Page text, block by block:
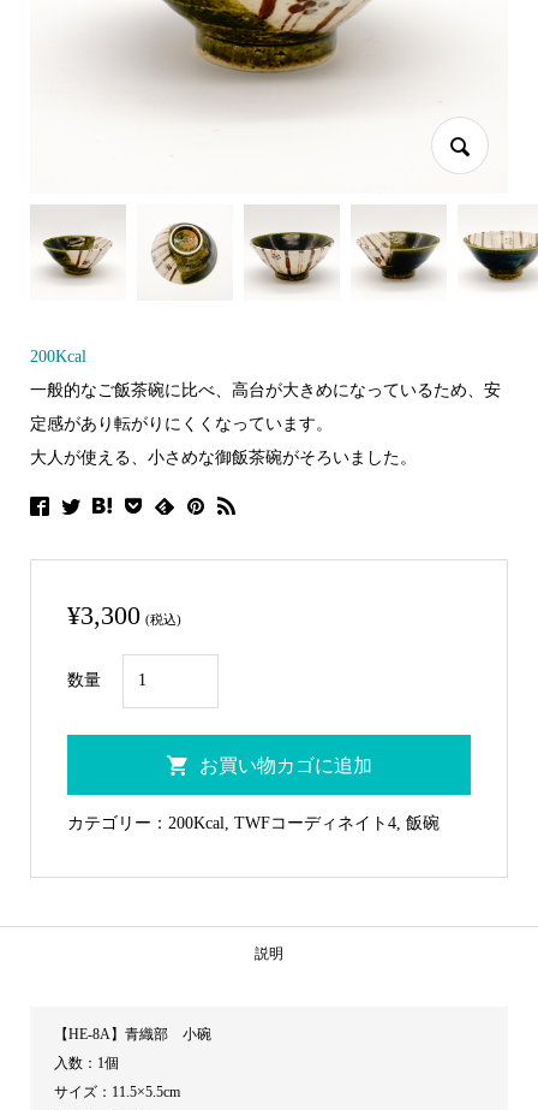
200Kcal
一般的なご飯茶碗に比べ、高台が大きめになっているため、安
定感があり転がりにくくなっています。
大人が使える、小さめな御飯茶碗がそろいました。
¥3,300 (税込)
数量
青
小
お買い物カゴに追加
カテゴリー： 200Kcal TWFコーディネイト4, 飯碗
説明
【HE-8A】青織部 小碗
入数：1個
サイズ：11.5×5.5cm